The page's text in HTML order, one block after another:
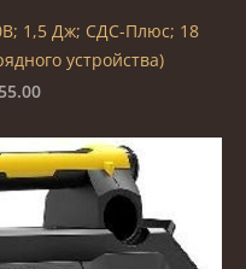
1,5 Дж; СДС-Плюс; 18
устройства)